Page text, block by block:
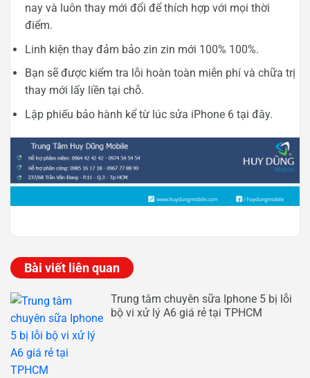
nay và luôn thay mới đổi để thích hợp với mọi thời
điểm.
Linh kiện thay đảm bảo zin zin mới 100% 100%.
Bạn sẽ được kiểm tra lỗi hoàn toàn miễn phí và chữa trị
thay mới lấy liền tại chỗ.
Lập phiếu bảo hành kể từ lúc sửa iPhone 6 tại đây.
Bài viết liên quan
Trung tâm chuyên sữa Iphone 5 bị lỗi
bộ vi xử lý A6 giá rẻ tại TPHCM